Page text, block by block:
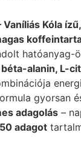
Kóla
hatóanyag-
béta-alanin, L-
gyorsan
adagolás –
adagot